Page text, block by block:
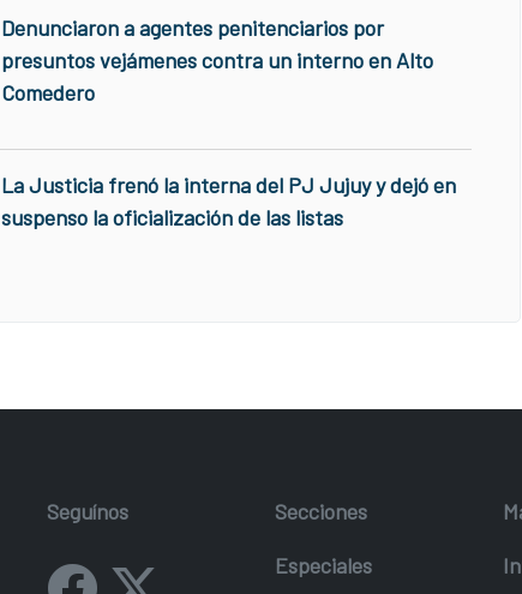
Denunciaron a agentes penitenciarios por
presuntos vejámenes contra un interno en Alto
Comedero
La Justicia frenó la interna del PJ Jujuy y dejó en
suspenso la oficialización de las listas
Seguínos Secciones
Especiales